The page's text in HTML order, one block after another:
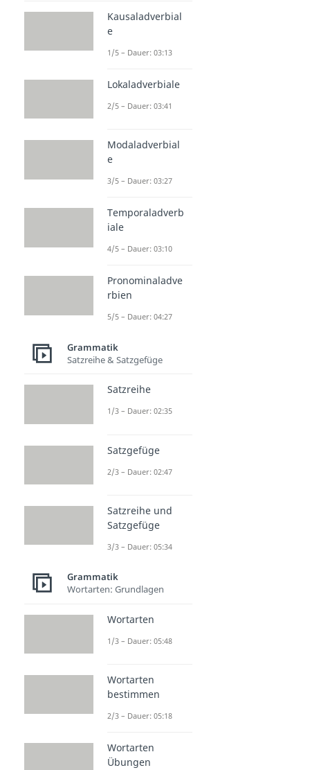
Kausaladverbial
e
1/5 – Dauer: 03:13
Lokaladverbiale
2/5 – Dauer: 03:41
Modaladverbial
e
3/5 – Dauer: 03:27
Temporaladverb
iale
4/5 – Dauer: 03:10
Pronominaladve
rbien
5/5 – Dauer: 04:27
Grammatik
Satzreihe & Satzgefüge
Satzreihe
1/3 – Dauer: 02:35
Satzgefüge
2/3 – Dauer: 02:47
Satzreihe und
Satzgefüge
3/3 – Dauer: 05:34
Grammatik
Wortarten: Grundlagen
Wortarten
1/3 – Dauer: 05:48
Wortarten
bestimmen
2/3 – Dauer: 05:18
Wortarten
Übungen